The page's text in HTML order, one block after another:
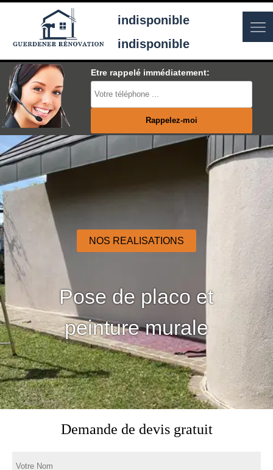
indisponible
indisponible
Etre rappelé immédiatement:
NOS REALISATIONS
Pose de placo et
peinture murale
Demande de devis gratuit